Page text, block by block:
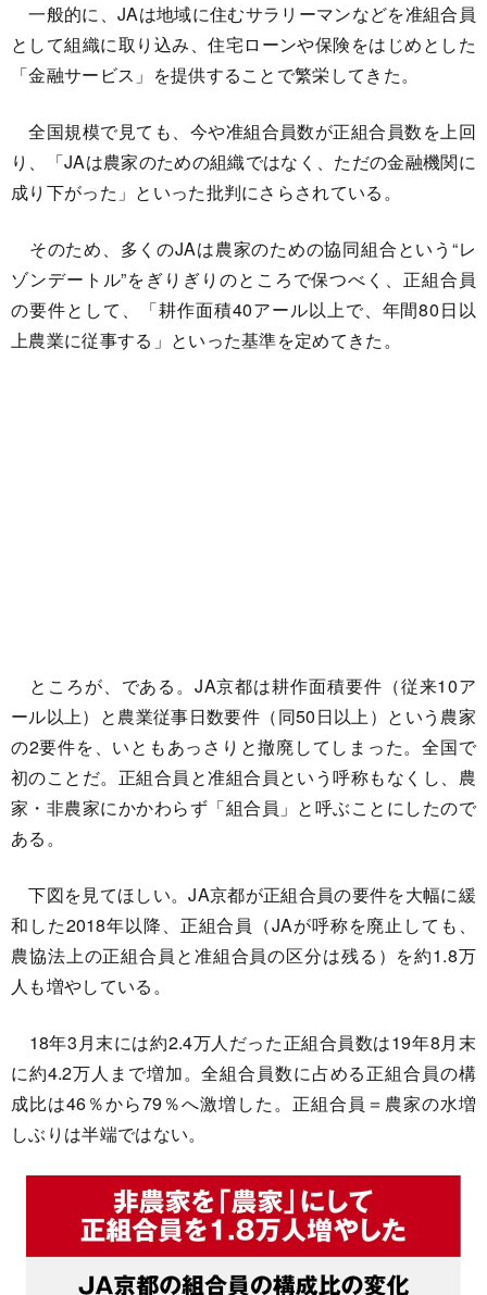
一般的に、JAは地域に住むサラリーマンなどを准組合員
として組織に取り込み、住宅ローンや保険をはじめとした
「金融サービス」を提供することで繁栄してきた。
全国規模で見ても、今や准組合員数が正組合員数を上回
り、「JAは農家のための組織ではなく、ただの金融機関に
成り下がった」といった批判にさらされている。
そのため、多くのJAは農家のための協同組合という“レ
ゾンデートル”をぎりぎりのところで保つべく、正組合員
の要件として、「耕作面積40アール以上で、年間80日以
上農業に従事する」といった基準を定めてきた。
ところが、である。JA京都は耕作面積要件（従来10ア
ール以上）と農業従事日数要件（同50日以上）という農家
の2要件を、いともあっさりと撤廃してしまった。全国で
初のことだ。正組合員と准組合員という呼称もなくし、農
家・非農家にかかわらず「組合員」と呼ぶことにしたので
ある。
下図を見てほしい。JA京都が正組合員の要件を大幅に緩
和した2018年以降、正組合員（JAが呼称を廃止しても、
農協法上の正組合員と准組合員の区分は残る）を約1.8万
人も増やしている。
18年3月末には約2.4万人だった正組合員数は19年8月末
に約4.2万人まで増加。全組合員数に占める正組合員の構
成比は46％から79％へ激増した。正組合員＝農家の水増
しぶりは半端ではない。